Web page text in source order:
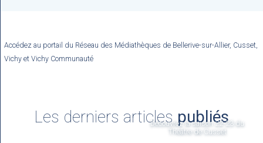
Accédez au portail du Réseau des Médiathèques de Bellerive-sur-Allier, Cusset,
Vichy et Vichy Communauté
Les derniers articlespubliés
Découvrez la saison 22-23 du
Théâtre de Cusset